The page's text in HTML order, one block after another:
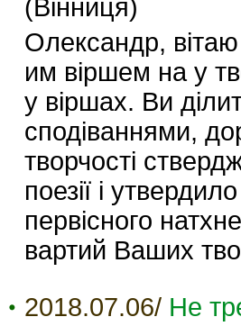
(Вінниця)
Олександр,
им віршем на у
у віршах. Ви
сподіваннями,
творчості
поезії і
первісного
вартий Ваших
2018.07.06/ Не